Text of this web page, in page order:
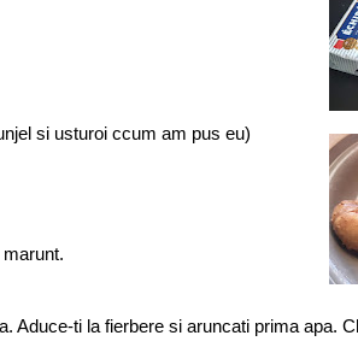
si usturoi ccum am pus eu)
Aduce-ti la fierbere si aruncati prima apa.